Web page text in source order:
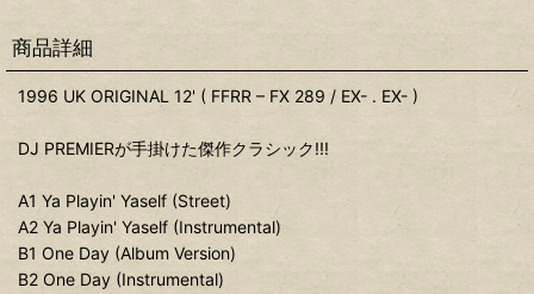
商品詳細
1996 UK ORIGINAL 12' ( FFRR – FX 289 / EX- . EX- )
DJ PREMIERが手掛けた傑作クラシック!!!
A1 Ya Playin' Yaself (Street)
A2 Ya Playin' Yaself (Instrumental)
B1 One Day (Album Version)
B2 One Day (Instrumental)